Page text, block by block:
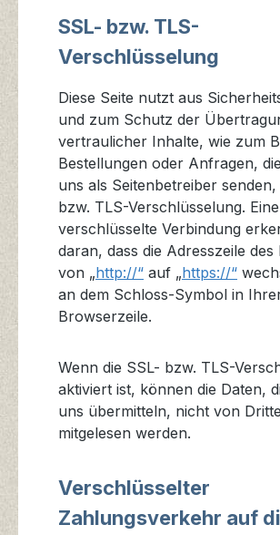
SSL- bzw. TLS-
Verschlüsselung
Diese Seite nutzt aus
und zum Schutz der
vertraulicher Inhalte, wie zum
Bestellungen oder Anfragen,
uns als Seitenbetreiber senden,
bzw. TLS-Verschlüsselung. Eine
verschlüsselte Verbindung
daran, dass die Adresszeile des
von „http://“ auf „https://“
an dem Schloss-Symbol in
Browserzeile.
Wenn die SSL- bzw. TLS-
aktiviert ist, können die Daten,
uns übermitteln, nicht von
mitgelesen werden.
Verschlüsselter
Zahlungsverkehr auf